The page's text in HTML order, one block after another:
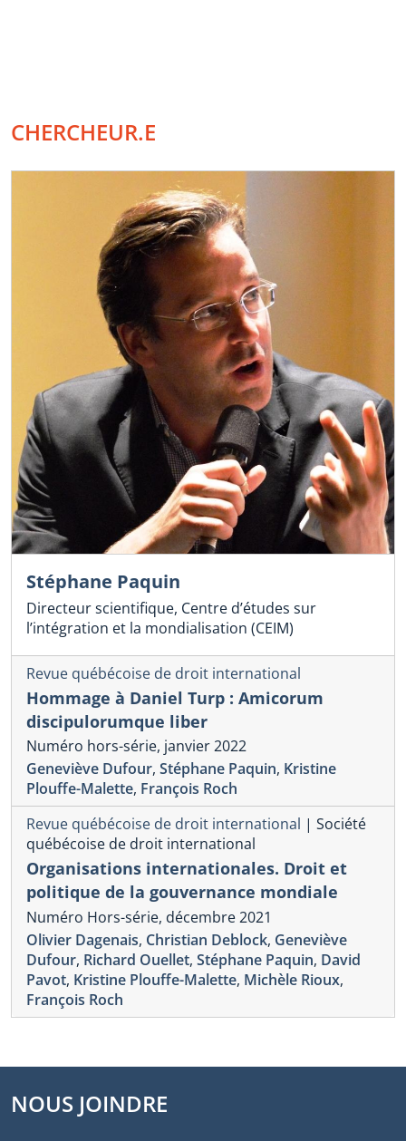
CHERCHEUR.E
Stéphane Paquin
Directeur scientifique, Centre d’études sur
l’intégration et la mondialisation (CEIM)
Revue québécoise de droit international
Hommage à Daniel Turp : Amicorum
discipulorumque liber
Numéro hors-série, janvier 2022
Geneviève Dufour, Stéphane Paquin, Kristine
Plouffe-Malette, François Roch
Revue québécoise de droit international | Société
québécoise de droit international
Organisations internationales. Droit et
politique de la gouvernance mondiale
Numéro Hors-série, décembre 2021
Olivier Dagenais, Christian Deblock, Geneviève
Dufour, Richard Ouellet, Stéphane Paquin, David
Pavot, Kristine Plouffe-Malette, Michèle Rioux,
François Roch
NOUS JOINDRE